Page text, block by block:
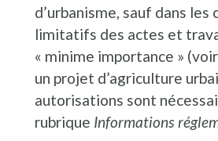
d’urbanisme, sauf dans
limitatifs des actes et
« minime importance »
un projet d’agriculture
autorisations sont
rubrique Informations